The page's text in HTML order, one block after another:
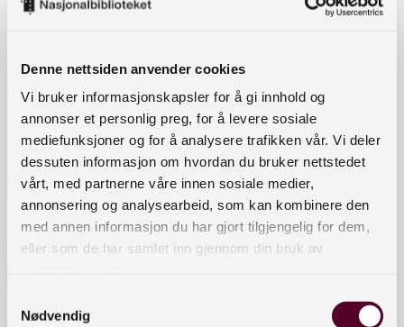
Denne nettsiden anvender cookies
Vi bruker informasjonskapsler for å gi innhold og
annonser et personlig preg, for å levere sosiale
mediefunksjoner og for å analysere trafikken vår. Vi deler
dessuten informasjon om hvordan du bruker nettstedet
vårt, med partnerne våre innen sosiale medier,
annonsering og analysearbeid, som kan kombinere den
med annen informasjon du har gjort tilgjengelig for dem,
eller som de har samlet inn gjennom din bruk av
Nødvendig
Ukrainske voksenbøker
Vi kjøper inn bøker skrevet av både ukrainske og internasjonale
Bestillingsfrist for alle pakker er 1. februar! Bøkene skaffes fra
hele verden, og leveres med katalogposter innen 1. oktober.
Antall
Ukrainske
Legg i handlekurv